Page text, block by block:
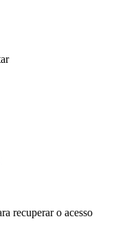
recuperar o acesso